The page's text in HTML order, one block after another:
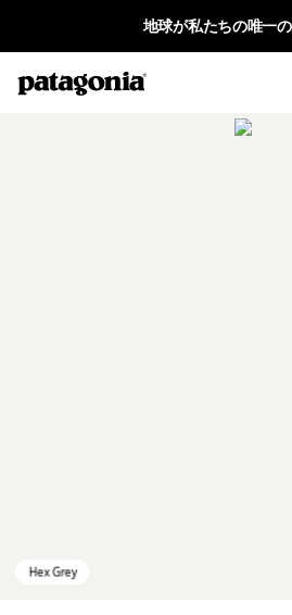
地球が私たちの唯一